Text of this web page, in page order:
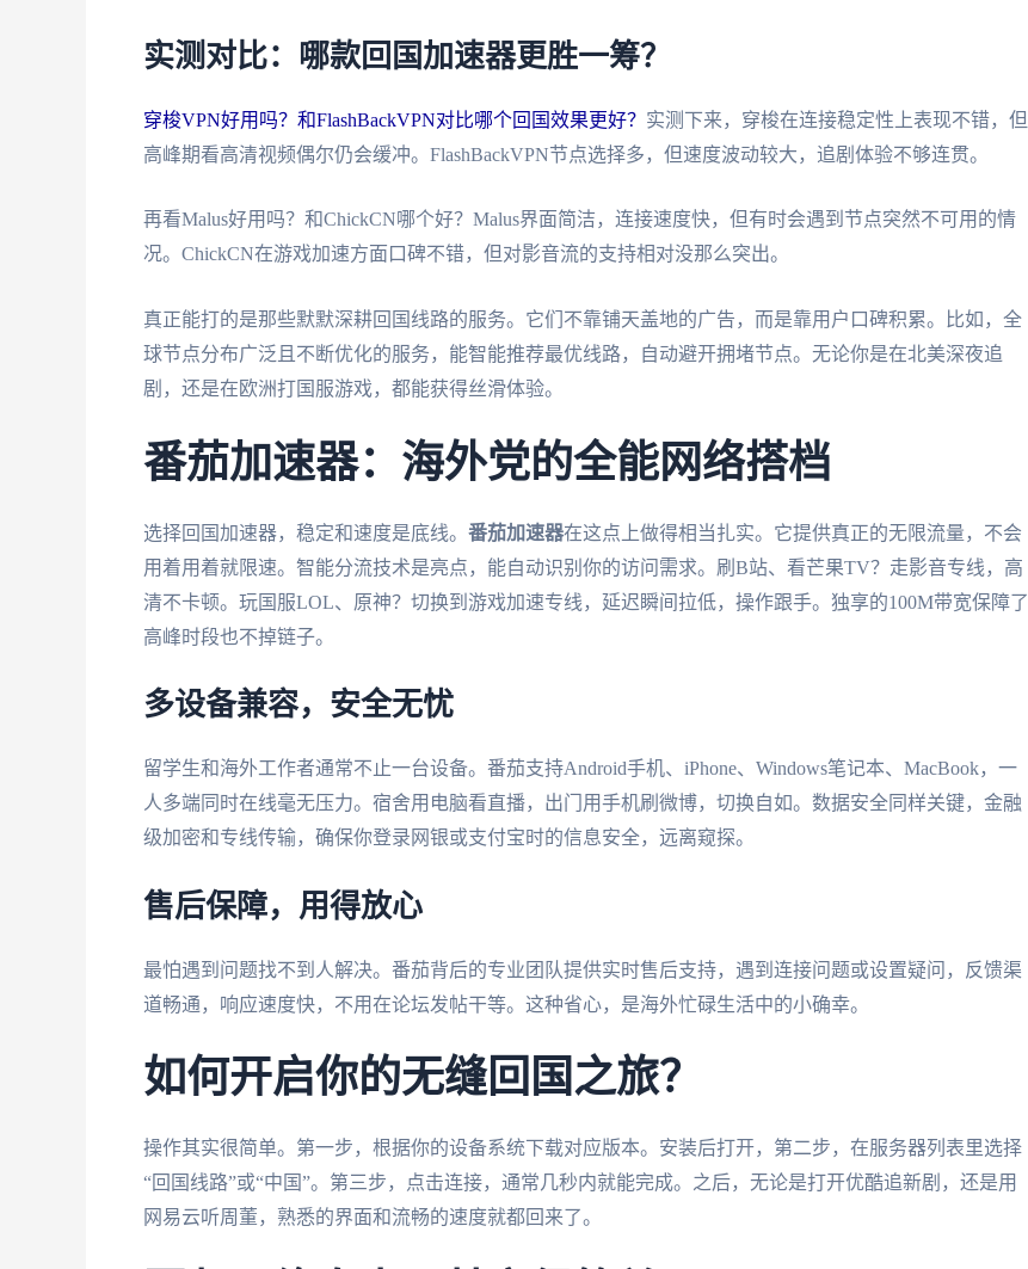
实测对比：哪款回国加速器更胜一筹？
穿梭VPN好用吗？和FlashBackVPN对比哪个回国效果更好？ 实测下来，穿梭在连接稳定性上表现不错，但
高峰期看高清视频偶尔仍会缓冲。FlashBackVPN节点选择多，但速度波动较大，追剧体验不够连贯。
再看Malus好用吗？和ChickCN哪个好？Malus界面简洁，连接速度快，但有时会遇到节点突然不可用的情
况。ChickCN在游戏加速方面口碑不错，但对影音流的支持相对没那么突出。
真正能打的是那些默默深耕回国线路的服务。它们不靠铺天盖地的广告，而是靠用户口碑积累。比如，全
球节点分布广泛且不断优化的服务，能智能推荐最优线路，自动避开拥堵节点。无论你是在北美深夜追
剧，还是在欧洲打国服游戏，都能获得丝滑体验。
番茄加速器：海外党的全能网络搭档
选择回国加速器，稳定和速度是底线。 番茄加速器在这点上做得相当扎实。它提供真正的无限流量，不会
用着用着就限速。智能分流技术是亮点，能自动识别你的访问需求。刷B站、看芒果TV？走影音专线，高
清不卡顿。玩国服LOL、原神？切换到游戏加速专线，延迟瞬间拉低，操作跟手。独享的100M带宽保障了
高峰时段也不掉链子。
多设备兼容，安全无忧
留学生和海外工作者通常不止一台设备。番茄支持Android手机、iPhone、Windows笔记本、MacBook，一
人多端同时在线毫无压力。宿舍用电脑看直播，出门用手机刷微博，切换自如。数据安全同样关键，金融
级加密和专线传输，确保你登录网银或支付宝时的信息安全，远离窥探。
售后保障，用得放心
最怕遇到问题找不到人解决。番茄背后的专业团队提供实时售后支持，遇到连接问题或设置疑问，反馈渠
道畅通，响应速度快，不用在论坛发帖干等。这种省心，是海外忙碌生活中的小确幸。
如何开启你的无缝回国之旅？
操作其实很简单。第一步，根据你的设备系统下载对应版本。安装后打开，第二步，在服务器列表里选择
“回国线路”或“中国”。第三步，点击连接，通常几秒内就能完成。之后，无论是打开优酷追新剧，还是用
网易云听周董，熟悉的界面和流畅的速度就都回来了。